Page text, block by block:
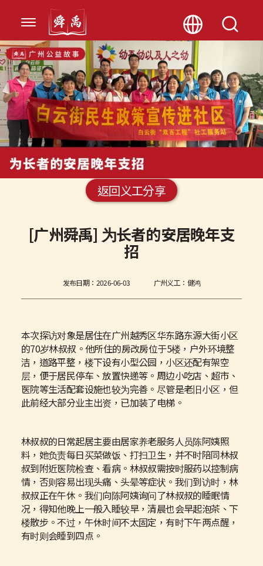
返回义工分享
[广州舜禹] 为长者的安居晚年支
招
发布日期： 2026-06-03 广州义工：健鸿
本次探访对象是居住在广州越秀区华东路东源大街小区
的70岁林叔叔。他所住的房改房位于5楼，户外环境整
洁，道路平整，楼下设有小型公园，小区还配有架空
层，便于居民停车、放置快递等。周边小吃店、超市、
医院等生活配套设施也较为完善。尽管是老旧小区，但
此前经大部分业主出资，已加装了电梯。
林叔叔的日常起居主要由居家养老服务人员陈阿姨照
料，她负责每日买菜做饭、打扫卫生，并不时陪同林叔
叔到附近医院检查、看病。林叔叔需按时服药以控制病
情，否则容易出现头痛、头晕等症状。我们到访时，林
叔叔正在午休。我们向陈阿姨询问了林叔叔的睡眠情
况，得知他晚上一般入睡较早，清晨也会早起泡茶、下
楼散步。不过，午休时间不太固定，有时下午两点醒，
有时则会睡到四点。